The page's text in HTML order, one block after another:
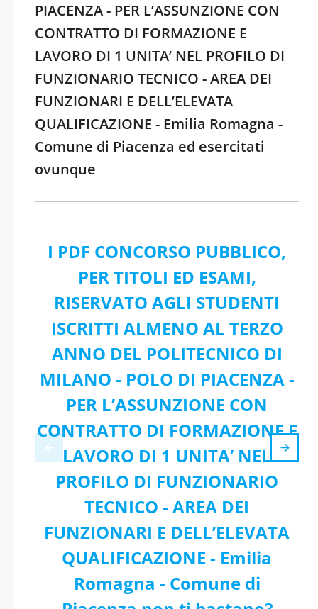
PIACENZA - PER L’ASSUNZIONE CON
CONTRATTO DI FORMAZIONE E
LAVORO DI 1 UNITA’ NEL PROFILO DI
FUNZIONARIO TECNICO - AREA DEI
FUNZIONARI E DELL’ELEVATA
QUALIFICAZIONE - Emilia Romagna -
Comune di Piacenza ed esercitati
ovunque
I PDF CONCORSO PUBBLICO,
PER TITOLI ED ESAMI,
RISERVATO AGLI STUDENTI
ISCRITTI ALMENO AL TERZO
ANNO DEL POLITECNICO DI
MILANO - POLO DI PIACENZA -
PER L’ASSUNZIONE CON
CONTRATTO DI FORMAZIONE E
LAVORO DI 1 UNITA’ NEL
PROFILO DI FUNZIONARIO
TECNICO - AREA DEI
FUNZIONARI E DELL’ELEVATA
QUALIFICAZIONE - Emilia
Romagna - Comune di